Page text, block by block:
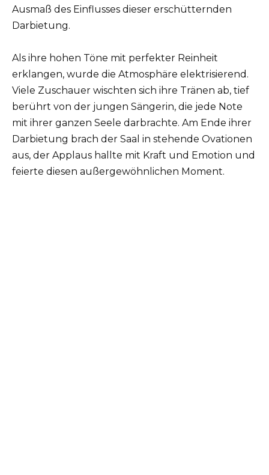
Ausmaß des Einflusses dieser erschütternden
Darbietung.
Als ihre hohen Töne mit perfekter Reinheit
erklangen, wurde die Atmosphäre elektrisierend.
Viele Zuschauer wischten sich ihre Tränen ab, tief
berührt von der jungen Sängerin, die jede Note
mit ihrer ganzen Seele darbrachte. Am Ende ihrer
Darbietung brach der Saal in stehende Ovationen
aus, der Applaus hallte mit Kraft und Emotion und
feierte diesen außergewöhnlichen Moment.